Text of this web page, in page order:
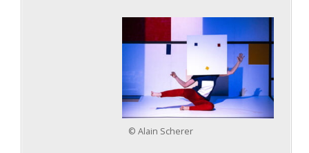
© Alain Scherer